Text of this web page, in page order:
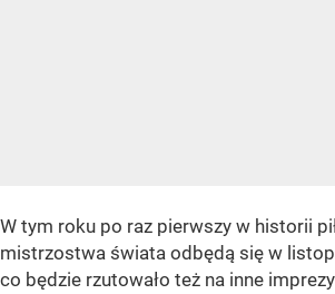
W tym roku po raz pierwszy w historii
mistrzostwa świata odbędą się w
co będzie rzutowało też na inne